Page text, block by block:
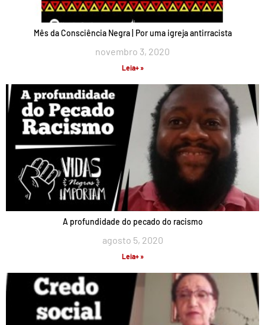
Mês da Consciência Negra | Por uma igreja antirracista
novembro 3, 2020
Leia+ »
A profundidade do pecado do racismo
agosto 5, 2020
Leia+ »